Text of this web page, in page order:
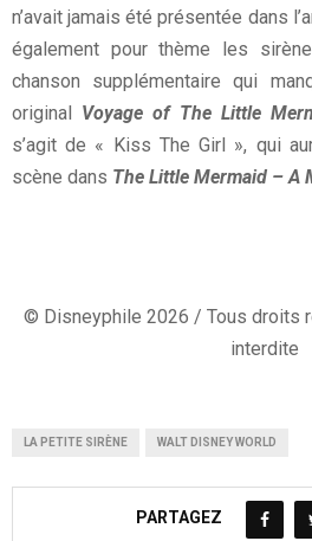
n’avait jamais été présentée dans
également pour thème les
chanson supplémentaire qui
original Voyage of The Little
s’agit de « Kiss The Girl », qui
scène dans The Little Mermaid – A
© Disneyphile 2026 / Tous droits
interdite
LA PETITE SIRÈNE WALT DISNEY WORLD
PARTAGEZ